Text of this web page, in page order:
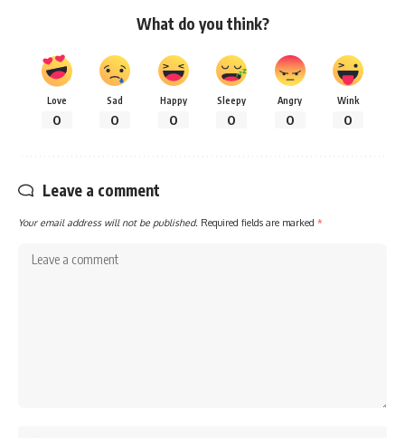
What do you think?
Love
0
Sad
0
Happy
0
Sleepy
0
Angry
0
Wink
0
Leave a comment
Your email address will not be published. Required fields are marked *